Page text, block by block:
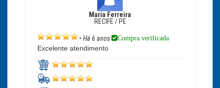
Maria Ferreira
RECIFE / PE
• Há 6 anos Compra verificada
Excelente atendimento